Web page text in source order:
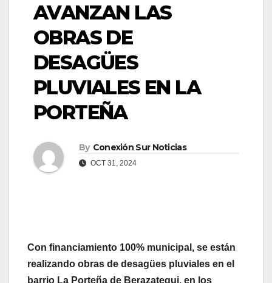
AVANZAN LAS
OBRAS DE
DESAGÜES
PLUVIALES EN LA
PORTEÑA
By Conexión Sur Noticias
OCT 31, 2024
Con financiamiento 100% municipal, se están
realizando obras de desagües pluviales en el
barrio La Porteña de Berazategui, en los